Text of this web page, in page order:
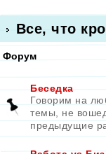
Все, что
Форум
Беседка
Говорим на
темы, не
предыдущие